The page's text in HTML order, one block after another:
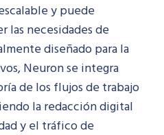
y puede
las necesidades de
diseñado para la
Neuron se integra
de los flujos de trabajo
la redacción digital
y el tráfico de